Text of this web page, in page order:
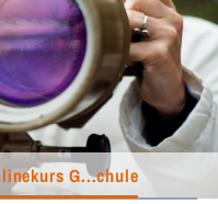
G...chule